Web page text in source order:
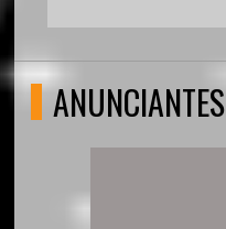
ANUNCIANTES